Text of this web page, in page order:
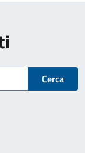
Cerca